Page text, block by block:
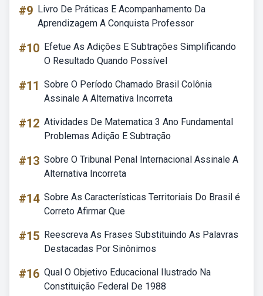
#9 Livro De Práticas E Acompanhamento Da
Aprendizagem A Conquista Professor
#10 Efetue As Adições E Subtrações Simplificando
O Resultado Quando Possível
#11 Sobre O Período Chamado Brasil Colônia
Assinale A Alternativa Incorreta
#12 Atividades De Matematica 3 Ano Fundamental
Problemas Adição E Subtração
#13 Sobre O Tribunal Penal Internacional Assinale A
Alternativa Incorreta
#14 Sobre As Características Territoriais Do Brasil é
Correto Afirmar Que
#15 Reescreva As Frases Substituindo As Palavras
Destacadas Por Sinônimos
#16 Qual O Objetivo Educacional Ilustrado Na
Constituição Federal De 1988